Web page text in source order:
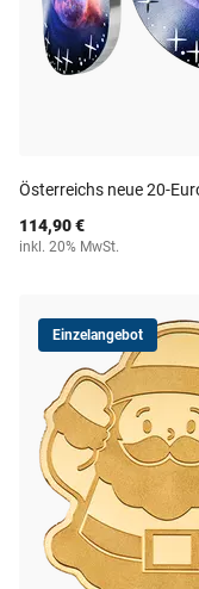
Österreichs neue 20-
114,90 €
inkl. 20% MwSt.
Einzelangebot